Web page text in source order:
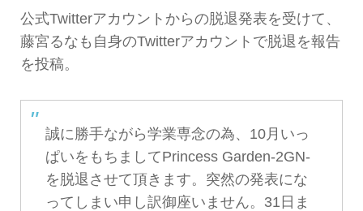
公式Twitterアカウントからの脱退発表を受けて、
藤宮るなも自身のTwitterアカウントで脱退を報告
を投稿。
誠に勝手ながら学業専念の為、10月いっ
ぱいをもちましてPrincess Garden-2GN-
を脱退させて頂きます。突然の発表にな
ってしまい申し訳御座いません。31日ま